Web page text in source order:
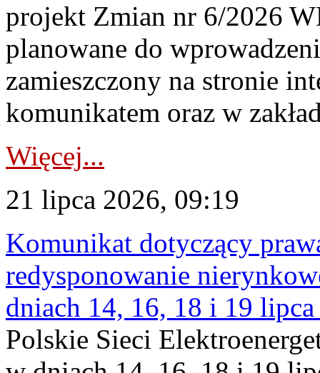
projekt Zmian nr 6/2026
planowane do
zamieszczony na stronie
komunikatem oraz w
Więcej...
21 lipca 2026, 09:19
Komunikat dotyczący
redysponowanie
dniach 14, 16, 18 i 19
Polskie Sieci